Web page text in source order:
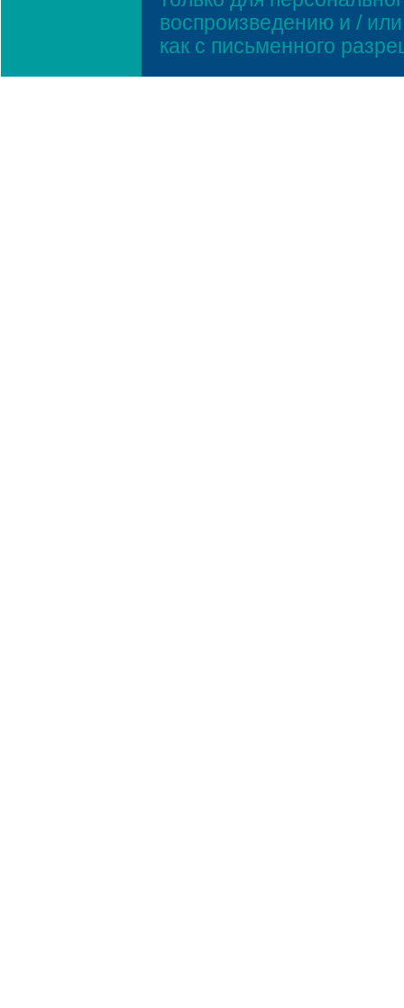
воспроизведению и /
как с письменного